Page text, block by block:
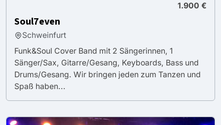
1.900 €
Soul7even
Schweinfurt
Funk&Soul Cover Band mit 2 Sängerinnen, 1
Sänger/Sax, Gitarre/Gesang, Keyboards, Bass und
Drums/Gesang. Wir bringen jeden zum Tanzen und
Spaß haben...